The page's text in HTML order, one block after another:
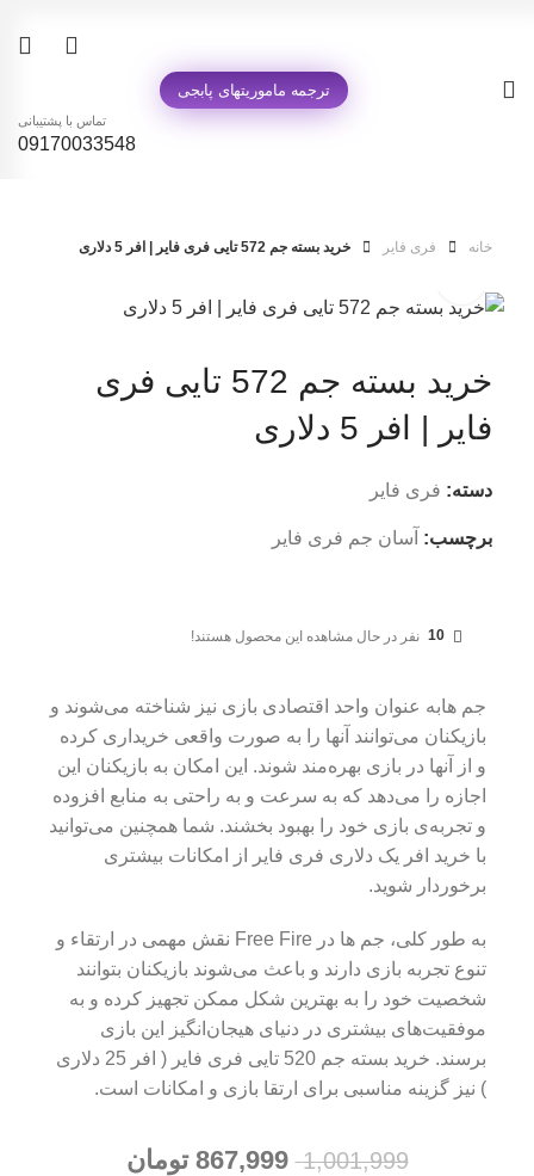
ترجمه ماموریتهای پابجی
0
تماس با پشتیبانی
09170033548
خانه فری فایر خرید بسته جم 572 تایی فری فایر | افر 5 دلاری
خرید بسته جم 572 تایی فری
فایر | افر 5 دلاری
دسته: فری فایر
برچسب: آسان جم فری فایر
10 نفر در حال مشاهده این محصول هستند!
جم هابه عنوان واحد اقتصادی بازی نیز شناخته می‌شوند و
بازیکنان می‌توانند آنها را به صورت واقعی خریداری کرده
و از آنها در بازی بهره‌مند شوند. این امکان به بازیکنان این
اجازه را می‌دهد که به سرعت و به راحتی به منابع افزوده
و تجربه‌ی بازی خود را بهبود بخشند. شما همچنین می‌توانید
با خرید افر یک دلاری فری فایر از امکانات بیشتری
برخوردار شوید.
به طور کلی، جم ها در Free Fire نقش مهمی در ارتقاء و
تنوع تجربه بازی دارند و باعث می‌شوند بازیکنان بتوانند
شخصیت خود را به بهترین شکل ممکن تجهیز کرده و به
موفقیت‌های بیشتری در دنیای هیجان‌انگیز این بازی
برسند. خرید بسته جم 520 تایی فری فایر ( افر 25 دلاری
) نیز گزینه مناسبی برای ارتقا بازی و امکانات است.
1,001,999
867,999 تومان